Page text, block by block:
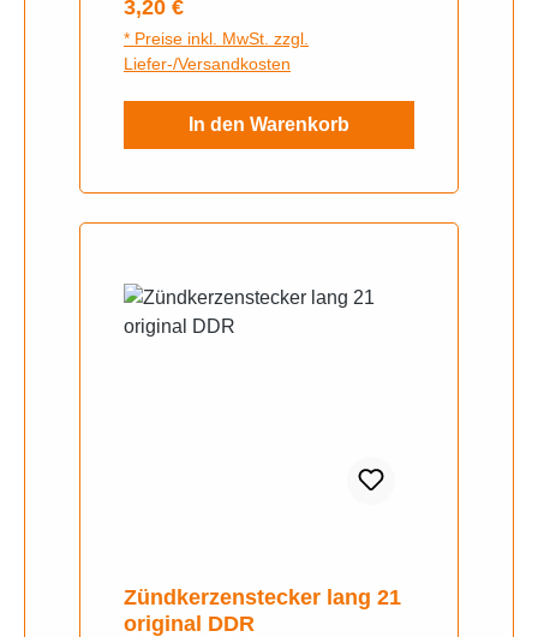
Denso: TR 20 / W 20 FS / W 20
FS-U / 3073 / 6054
Regulärer Preis:
3,20 €
* Preise inkl. MwSt. zzgl.
Liefer-/Versandkosten
In den Warenkorb
Zündkerzenstecker lang 21
original DDR